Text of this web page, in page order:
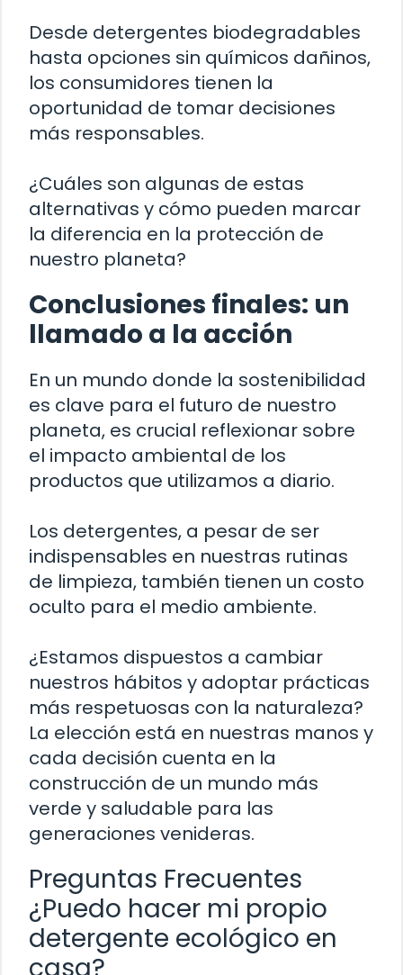
Desde detergentes biodegradables
hasta opciones sin químicos dañinos,
los consumidores tienen la
oportunidad de tomar decisiones
más responsables.
¿Cuáles son algunas de estas
alternativas y cómo pueden marcar
la diferencia en la protección de
nuestro planeta?
Conclusiones finales: un
llamado a la acción
En un mundo donde la sostenibilidad
es clave para el futuro de nuestro
planeta, es crucial reflexionar sobre
el impacto ambiental de los
productos que utilizamos a diario.
Los detergentes, a pesar de ser
indispensables en nuestras rutinas
de limpieza, también tienen un costo
oculto para el medio ambiente.
¿Estamos dispuestos a cambiar
nuestros hábitos y adoptar prácticas
más respetuosas con la naturaleza?
La elección está en nuestras manos y
cada decisión cuenta en la
construcción de un mundo más
verde y saludable para las
generaciones venideras.
Preguntas Frecuentes
¿Puedo hacer mi propio
detergente ecológico en
casa?